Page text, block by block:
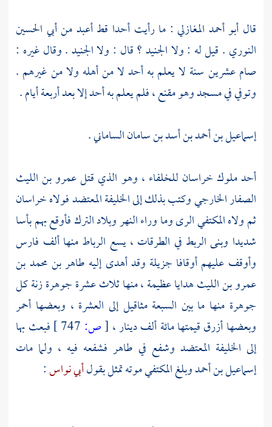
قال أبو أحمد المغازلي : ما رأيت أحدا قط أعبد منأبي الحسين
النوري . قيل له : ولاالجنيد ؟قال : ولاالجنيد. وقال غيره :
صام عشرين سنة لا يعلم به أحد لا من أهله ولا من غيرهم .
وتوفي في مسجد وهو مقنع ، فلم يعلم به أحد إلا بعد أربعة أيام .
إسماعيل بن أحمد بن أسد بن سامان الساماني.
أحد ملوك خراسان للخلفاء ، وهو الذي قتلعمرو بن الليث
الصفارالخارجي وكتب بذلك إلى الخليفةالمعتضدفولاهخراسان
ثم ولاهالمكتفيالرىوما وراء النهروبلاد الترك فأوقع بهم بأسا
شديدا وبنى الربط في الطرقات ، يسع الرباط منها ألف فارس
وأوقف عليهم أوقافا جزيلة وقد أهدى إليه طاهر بن محمد بن
عمرو بن الليثهدايا عظيمة ، منها ثلاث عشرة جوهرة زنة كل
جوهرة منها ما بين السبعة مثاقيل إلى العشرة ، وبعضها أحمر
وبعضها أزرق قيمتها مائة ألف دينار ، [ص:
فبعث بها
إلى الخليفة المعتضد وشفع في طاهر فشفعه فيه ، ولما مات
إسماعيل بن أحمدوبلغالمكتفيموته تمثل بقولأبي نواس: